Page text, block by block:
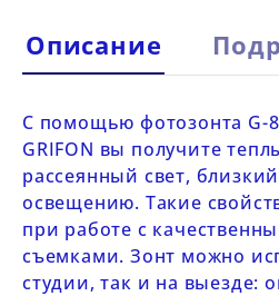
Описание
С помощью фотозонта G-
GRIFON вы получите
рассеянный свет,
освещению. Такие
при работе с
съемками. Зонт можно
студии, так и на выезде: